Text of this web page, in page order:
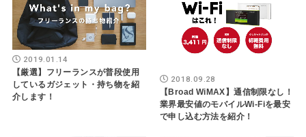
2019.01.14
【厳選】フリーランスが普段使用
しているガジェット・持ち物を紹
介します！
2018.09.28
【Broad WiMAX】通信制限なし！
業界最安値のモバイルWi-Fiを最安
で申し込む方法を紹介！